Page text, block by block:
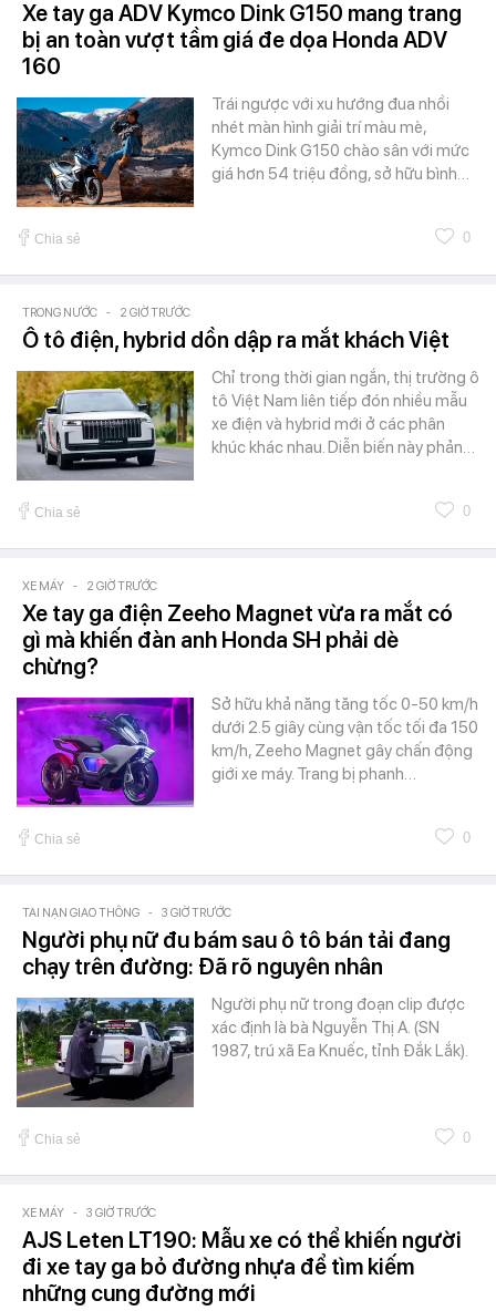
Xe tay ga ADV Kymco Dink G150 mang trang
bị an toàn vượt tầm giá đe dọa Honda ADV
160
Trái ngược với xu hướng đua nhồi
nhét màn hình giải trí màu mè,
Kymco Dink G150 chào sân với mức
giá hơn 54 triệu đồng, sở hữu bình…
Chia sẻ 0
TRONG NƯỚC - 2 GIỜ TRƯỚC
Ô tô điện, hybrid dồn dập ra mắt khách Việt
Chỉ trong thời gian ngắn, thị trường ô
tô Việt Nam liên tiếp đón nhiều mẫu
xe điện và hybrid mới ở các phân
khúc khác nhau. Diễn biến này phản…
Chia sẻ 0
XE MÁY - 2 GIỜ TRƯỚC
Xe tay ga điện Zeeho Magnet vừa ra mắt có
gì mà khiến đàn anh Honda SH phải dè
chừng?
Sở hữu khả năng tăng tốc 0-50 km/h
dưới 2.5 giây cùng vận tốc tối đa 150
km/h, Zeeho Magnet gây chấn động
giới xe máy. Trang bị phanh…
Chia sẻ 0
TAI NẠN GIAO THÔNG - 3 GIỜ TRƯỚC
Người phụ nữ đu bám sau ô tô bán tải đang
chạy trên đường: Đã rõ nguyên nhân
Người phụ nữ trong đoạn clip được
xác định là bà Nguyễn Thị A. (SN
1987, trú xã Ea Knuếc, tỉnh Đắk Lắk).
Chia sẻ 0
XE MÁY - 3 GIỜ TRƯỚC
AJS Leten LT190: Mẫu xe có thể khiến người
đi xe tay ga bỏ đường nhựa để tìm kiếm
những cung đường mới